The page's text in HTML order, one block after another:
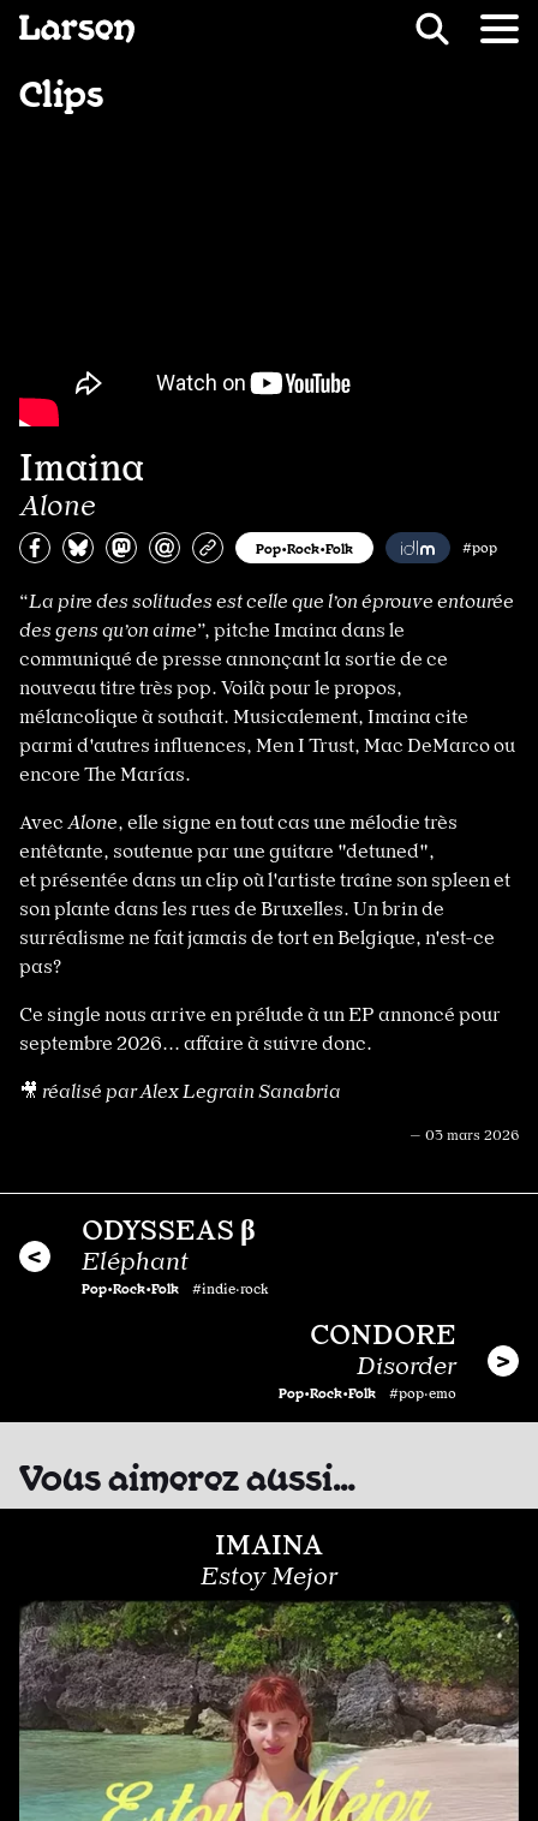
Fil d’ariane
Clips
Imaina
Alone
Partagez sur Facebook
Partager sur Bluesky
Partager sur Mastodon
Partagez par e-mail
Copiez l’urlPop•Rock•Folk #pop
“La pire des solitudes est celle que l’on éprouve entourée
des gens qu’on aime”, pitche Imaina dans le
communiqué de presse annonçant la sortie de ce
nouveau titre très pop. Voilà pour le propos,
mélancolique à souhait. Musicalement, Imaina cite
parmi d'autres influences, Men I Trust, Mac DeMarco ou
encore The Marías.
Avec Alone, elle signe en tout cas une mélodie très
entêtante, soutenue par une guitare "detuned",
et présentée dans un clip où l'artiste traîne son spleen et
son plante dans les rues de Bruxelles. Un brin de
surréalisme ne fait jamais de tort en Belgique, n'est-ce
pas?
Ce single nous arrive en prélude à un EP annoncé pour
septembre 2026... affaire à suivre donc.
🎥 réalisé par Alex Legrain Sanabria
— 03 mars 2026
ODYSSEAS β
Eléphant
Pop•Rock•Folk #indie·rock
CONDORE
Disorder
Pop•Rock•Folk #pop·emo
Vous aimerez aussi…
IMAINA
Estoy Mejor